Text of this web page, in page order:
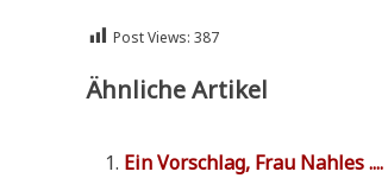
Post Views: 387
Ähnliche Artikel
Ein Vor­schlag, Frau Nahles ....